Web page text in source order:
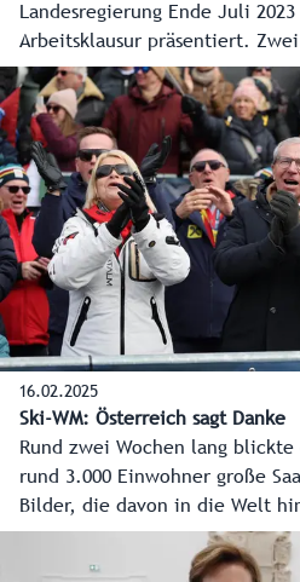
Landesregierung Ende Juli
Arbeitsklausur präsentiert.
gemeinsam konkrete
Wohnen, Arbeitsmarkt sowie
erarbeitet.
16.02.2025
Ski-WM: Österreich sagt Danke
Rund zwei Wochen lang
rund 3.000 Einwohner große
Bilder, die davon in die Welt
Erfolge der Athleten oder die
fleißigen Hände - werden